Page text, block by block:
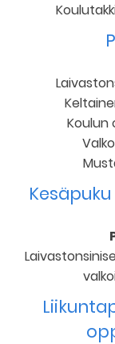
Koulun